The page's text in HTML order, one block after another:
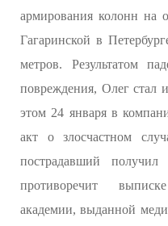
армирования колонн на
Гагаринской в
метров. Результатом
повреждения, Олег стал
этом 24 января в
акт о злосчастном
пострадавший
противоречит
академии, выданной